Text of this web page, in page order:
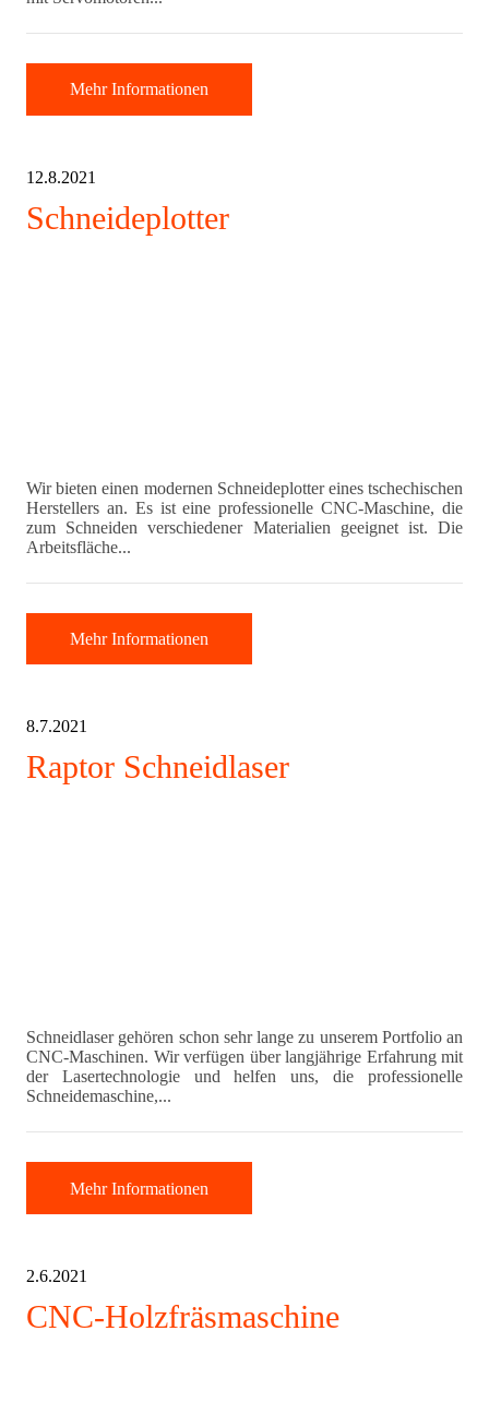
Mehr Informationen
12.8.2021
Schneideplotter
Wir bieten einen modernen Schneideplotter eines tschechischen
Herstellers an. Es ist eine professionelle CNC-Maschine, die
zum Schneiden verschiedener Materialien geeignet ist. Die
Arbeitsfläche...
Mehr Informationen
8.7.2021
Raptor Schneidlaser
Schneidlaser gehören schon sehr lange zu unserem Portfolio an
CNC-Maschinen. Wir verfügen über langjährige Erfahrung mit
der Lasertechnologie und helfen uns, die professionelle
Schneidemaschine,...
Mehr Informationen
2.6.2021
CNC-Holzfräsmaschine